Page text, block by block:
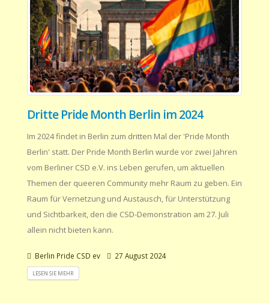
Dritte Pride Month Berlin im 2024
Im 2024 findet in Berlin zum dritten Mal der 'Pride Month
Berlin' statt. Der Pride Month Berlin wurde vor zwei Jahren
vom Berliner CSD e.V. ins Leben gerufen, um aktuellen
Themen der queeren Community mehr Raum zu geben. Ein
Raum für Vernetzung und Austausch, für Unterstützung
und Sichtbarkeit, den die CSD-Demonstration am 27. Juli
allein nicht bieten kann.
Berlin Pride CSD ev 27 August 2024
LESEN SIE MEHR